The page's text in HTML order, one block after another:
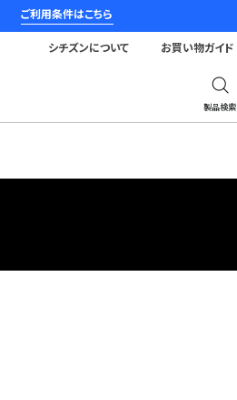
ご利用条件はこちら
製品検索
シチズンについて お買い物ガイド